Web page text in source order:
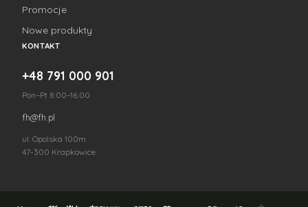
Promocje
Nowe produkty
KONTAKT
+48 791 000 901
Pon–Pt 8:00–16:00
fh@fh.pl
ul. Opolska 100m
47-300 Krapkowice